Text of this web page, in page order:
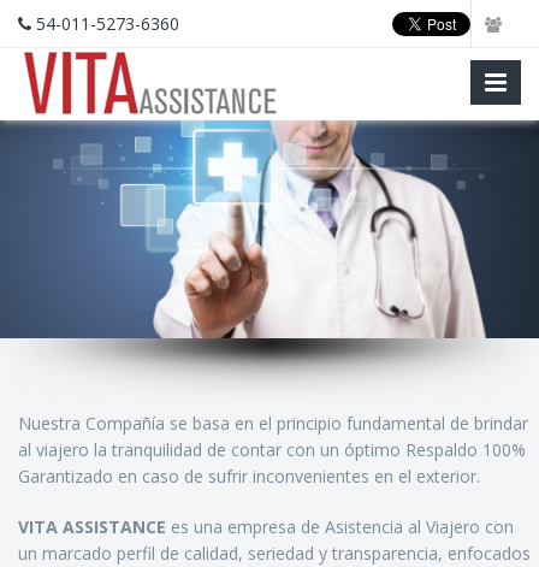
54-011-5273-6360
Nuestra Compañía se basa en el principio fundamental de brindar
al viajero la tranquilidad de contar con un óptimo Respaldo 100%
Garantizado en caso de sufrir inconvenientes en el exterior.
VITA ASSISTANCE es una empresa de Asistencia al Viajero con
un marcado perfil de calidad, seriedad y transparencia, enfocados